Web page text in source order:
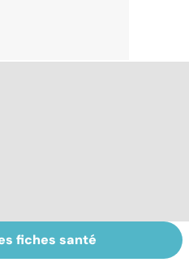
La salmonelle,
souvent à
fiches santé